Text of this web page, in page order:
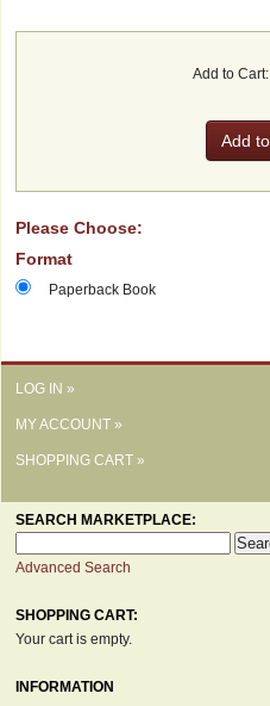
Add to Cart:
Please Choose:
Format
Paperback Book
LOG IN »
MY ACCOUNT »
SHOPPING CART »
SEARCH MARKETPLACE:
Advanced Search
SHOPPING CART:
Your cart is empty.
INFORMATION